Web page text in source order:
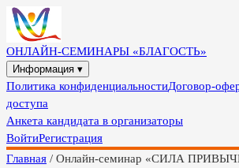
ОНЛАЙН-СЕМИНАРЫ «БЛАГОСТЬ»
Информация ▾
Политика конфиденциальностиДоговор-
доступа
Анкета кандидата в организаторы
ВойтиРегистрация
Главная / Онлайн-семинар «СИЛА